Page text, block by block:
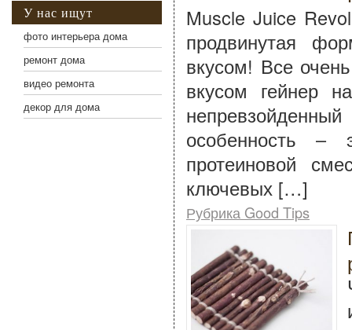
Muscle Juice
продвинутая
вкусом! Все
вкусом гейнер
особенность –
протеиновой
ключевых […]
Рубрика Good Tips
У нас ищут
фото интерьера дома
ремонт дома
видео ремонта
декор для дома